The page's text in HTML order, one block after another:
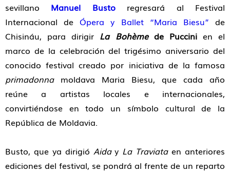
sevillano Manuel Bustoregresará al Festival
Internacional deÓpera y Ballet “Maria Biesu” de
Chisináu, para dirigir La Bohèmede Puccinien el
marco de la celebración del trigésimo aniversario del
conocido festival creado por iniciativa de la famosa
primadonnamoldava Maria Biesu, que cada año
reúne a artistas locales e internacionales,
convirtiéndose en todo un símbolo cultural de la
República de Moldavia.
Busto, que ya dirigió Aiday La Traviataen anteriores
ediciones del festival, se pondrá al frente de un reparto